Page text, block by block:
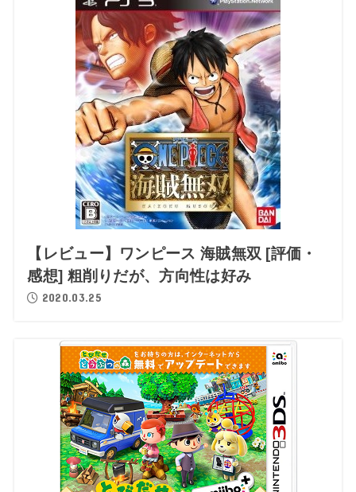
【レビュー】ワンピース 海賊無双 [評価・
感想] 粗削りだが、方向性は好み
2020.03.25